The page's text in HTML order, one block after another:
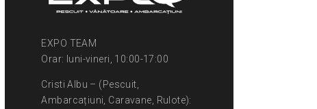
EXPO TEAM
Orar: luni-vineri, 10:00-17:00
Cristi Albu – (Pescuit,
Ambarcațiuni, Caravane, Rulote):